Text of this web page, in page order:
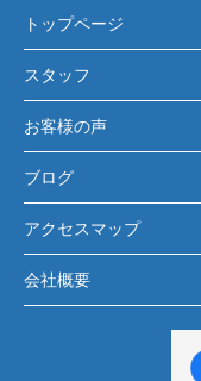
トップページ
スタッフ
お客様の声
ブログ
アクセスマップ
会社概要